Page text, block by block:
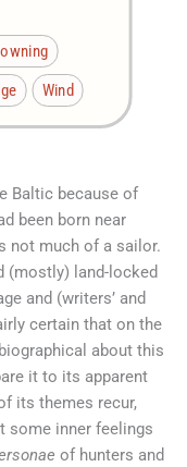
Wind
Baltic because of
been born near
not much of a sailor.
(mostly) land-locked
and (writers’ and
certain that on the
about this
it to its apparent
its themes recur,
some inner feelings
of hunters and